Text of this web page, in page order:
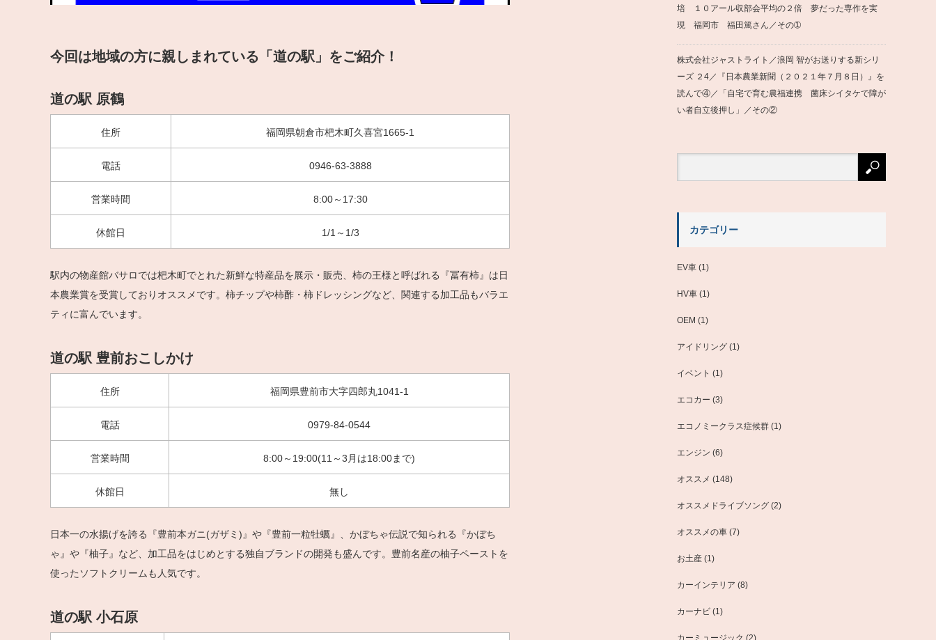
今回は地域の方に親しまれている「道の駅」をご紹介！
道の駅 原鶴
住所 福岡県朝倉市杷木町久喜宮1665-1
電話 0946-63-3888
営業時間 8:00～17:30
休館日 1/1～1/3
駅内の物産館バサロでは杷木町でとれた新鮮な特産品を展示・販売、柿の王様と呼ばれる『冨有柿』は日
本農業賞を受賞しておりオススメです。柿チップや柿酢・柿ドレッシングなど、関連する加工品もバラエ
ティに富んでいます。
道の駅 豊前おこしかけ
住所 福岡県豊前市大字四郎丸1041-1
電話 0979-84-0544
営業時間 8:00～19:00(11～3月は18:00まで)
休館日 無し
日本一の水揚げを誇る『豊前本ガニ(ガザミ)』や『豊前一粒牡蠣』、かぼちゃ伝説で知られる『かぼち
ゃ』や『柚子』など、加工品をはじめとする独自ブランドの開発も盛んです。豊前名産の柚子ペーストを
使ったソフトクリームも人気です。
道の駅 小石原
培 １０アール収部会平均の２倍 夢だった専作を実
現 福岡市 福田篤さん／その➀
株式会社ジャストライト／浪岡 智がお送りする新シリ
ーズ ２4／『日本農業新聞（２０２１年７月８日）』を
読んで④／「自宅で育む農福連携 菌床シイタケで障が
い者自立後押し」／その②
カテゴリー
EV車 (1)
HV車 (1)
OEM (1)
アイドリング (1)
イベント (1)
エコカー (3)
エコノミークラス症候群 (1)
エンジン (6)
オススメ (148)
オススメドライブソング (2)
オススメの車 (7)
お土産 (1)
カーインテリア (8)
カーナビ (1)
カーミュージック (2)